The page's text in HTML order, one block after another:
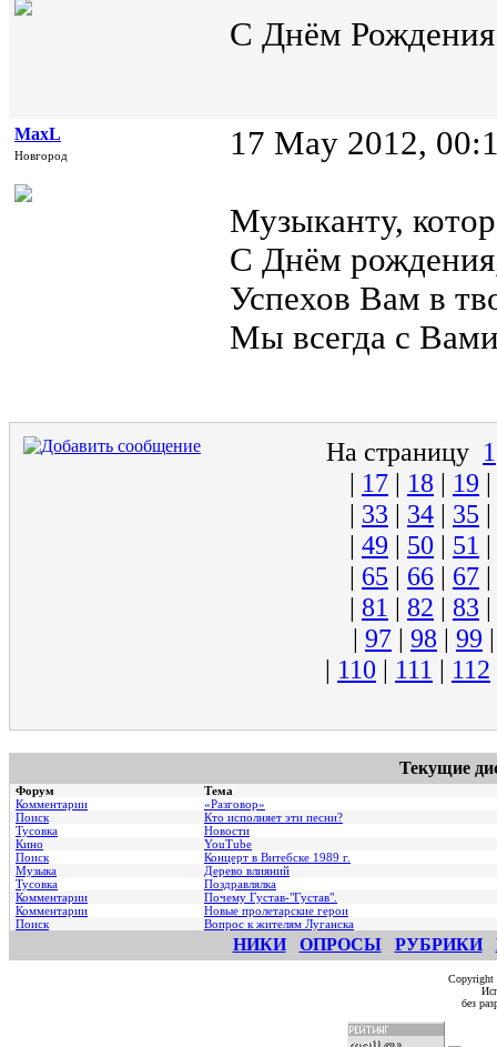
С Днём
MaxL
Новгород 17 May 2012,
Музыканту,
С Днём
Успехов Вам в
Мы всегда с
На страницу 1
| 17 | 18 | 19 |
| 33 | 34 | 35 |
| 49 | 50 | 51 |
| 65 | 66 | 67 |
| 81 | 82 | 83 |
| 97 | 98 | 99
| 110 | 111 | 112
Текущие
Форум
Тема
Комментарии
«Разговор»
Поиск
Кто исполняет эти песни?
Тусовка
Новости
Кино
YouTube
Поиск
Концерт в Витебске 1989 г.
Музыка
Дерево влияний
Тусовка
Поздравлялка
Комментарии
Почему Густав-"Густав".
Комментарии
Hовые пролетарские герои
Поиск
Вопрос к жителям Луганска
НИКИ ОПРОСЫ РУБРИКИ
без